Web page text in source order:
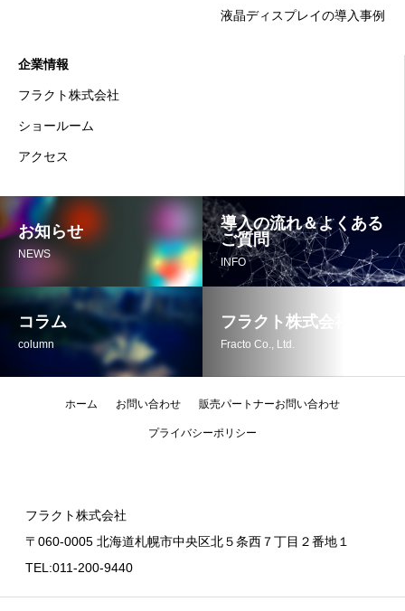
液晶ディスプレイの導入事例
企業情報
フラクト株式会社
ショールーム
アクセス
お知らせ
NEWS
導入の流れ＆よくある
ご質問
INFO
コラム
column
フラクト株式会社
Fracto Co., Ltd.
ホーム お問い合わせ 販売パートナーお問い合わせ
プライバシーポリシー
フラクト株式会社
〒060-0005 北海道札幌市中央区北５条西７丁目２番地１
TEL:011-200-9440